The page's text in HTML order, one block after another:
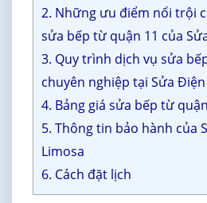
2. Những ưu điểm nổi trội
sửa bếp từ quận 11 của
3. Quy trình dịch vụ sửa
chuyên nghiệp tại Sửa
4. Bảng giá sửa bếp từ
5. Thông tin bảo hành của
Limosa
6. Cách đặt lịch